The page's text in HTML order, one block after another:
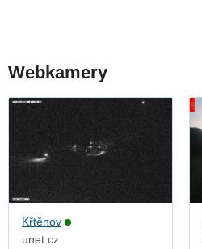
Webkamery
Křtěnov
unet.cz